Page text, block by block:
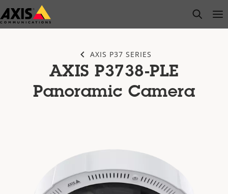
Passer
au
open
AXIS P37 SERIES
AXIS P3738-PLE
Panoramic Camera